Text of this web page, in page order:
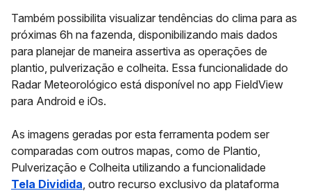
Também possibilita visualizar tendências do clima para as
próximas 6h na fazenda, disponibilizando mais dados
para planejar de maneira assertiva as operações de
plantio, pulverização e colheita. Essa funcionalidade do
Radar Meteorológico está disponível no app FieldView
para Android e iOs.
As imagens geradas por esta ferramenta podem ser
comparadas com outros mapas, como de Plantio,
Pulverização e Colheita utilizando a funcionalidade
Tela Dividida, outro recurso exclusivo da plataforma